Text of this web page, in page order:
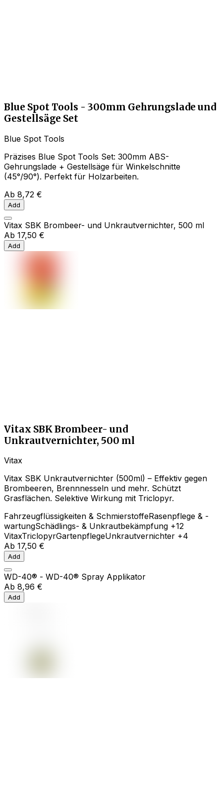
Blue Spot Tools - 300mm Gehrungslade und
Gestellsäge Set
Blue Spot Tools
Präzises Blue Spot Tools Set: 300mm ABS-
Gehrungslade + Gestellsäge für Winkelschnitte
(45°/90°). Perfekt für Holzarbeiten.
Ab 8,72 €
Add
Vitax SBK Brombeer- und Unkrautvernichter, 500 ml
Ab 17,50 €
Add
Vitax SBK Brombeer- und
Unkrautvernichter, 500 ml
Vitax
Vitax SBK Unkrautvernichter (500ml) – Effektiv gegen
Brombeeren, Brennnesseln und mehr. Schützt
Grasflächen. Selektive Wirkung mit Triclopyr.
Fahrzeugflüssigkeiten & SchmierstoffeRasenpflege & -
wartungSchädlings- & Unkrautbekämpfung +12
VitaxTriclopyrGartenpflegeUnkrautvernichter +4
Ab 17,50 €
Add
WD-40® - WD-40® Spray Applikator
Ab 8,96 €
Add